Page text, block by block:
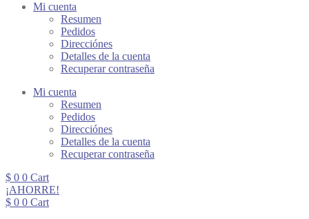
Mi cuenta
Resumen
Pedidos
Direcciónes
Detalles de la cuenta
Recuperar contraseña
Mi cuenta
Resumen
Pedidos
Direcciónes
Detalles de la cuenta
Recuperar contraseña
$ 0 0 Cart
¡AHORRE!
$ 0 0 Cart